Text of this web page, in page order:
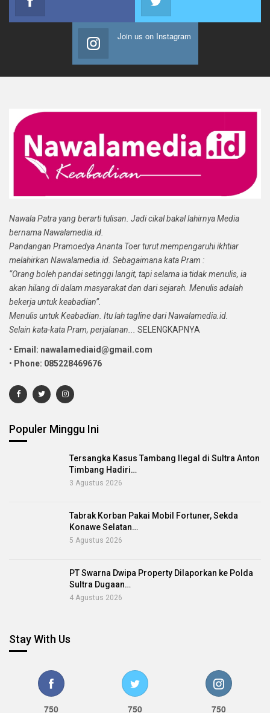
Join us on Instagram
Nawala Patra yang berarti tulisan. Jadi cikal bakal lahirnya Media
bernama Nawalamedia.id.
Pandangan Pramoedya Ananta Toer turut mempengaruhi ikhtiar
melahirkan Nawalamedia.id. Sebagaimana kata Pram :
“Orang boleh pandai setinggi langit, tapi selama ia tidak menulis, ia
akan hilang di dalam masyarakat dan dari sejarah. Menulis adalah
bekerja untuk keabadian”.
Menulis untuk Keabadian. Itu lah tagline dari Nawalamedia.id.
Selain kata-kata Pram, perjalanan...
SELENGKAPNYA
• Email: nawalamediaid@gmail.com
• Phone: 085228469676
Populer Minggu Ini
Tersangka Kasus Tambang Ilegal di Sultra Anton
Timbang Hadiri…
3 Agustus 2026
Tabrak Korban Pakai Mobil Fortuner, Sekda
Konawe Selatan…
5 Agustus 2026
PT Swarna Dwipa Property Dilaporkan ke Polda
Sultra Dugaan…
4 Agustus 2026
Stay With Us
750 750 750